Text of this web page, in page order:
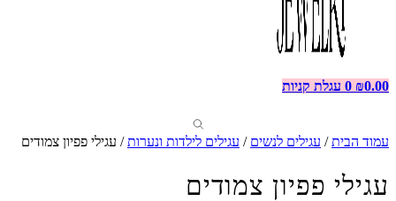
₪0.00
0 עגלת קניות
עמוד הבית/ עגילים לנשים / עגילים לילדות ונערות/ עגילי פפיון צמודים
עגילי פפיון צמודים